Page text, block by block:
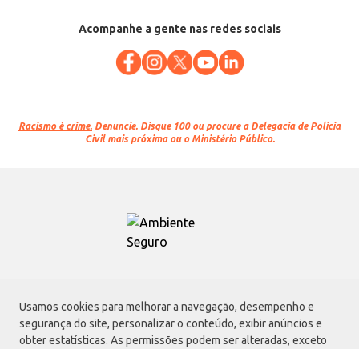
Usamos cookies para melhorar a navegação, desempenho e
segurança do site, personalizar o conteúdo, exibir anúncios e
obter estatísticas. As permissões podem ser alteradas, exceto
Acompanhe a gente nas redes sociais
Racismo é crime. Denuncie. Disque 100 ou procure a Delegacia de Polícia
Civil mais próxima ou o Ministério Público.
Atacadão S.A.
Avenida Morvan Dias de Figueiredo, 6169, Vila Maria, São Paulo - SP | CEP
02170-901 | CNPJ: 75.315.333/0001-09